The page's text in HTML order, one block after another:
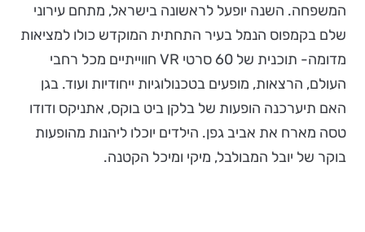
המשפחה. השנה יופעל לראשונה בישראל, מתחם עירוני
שלם בקמפוס הנמל בעיר התחתית המוקדש כולו למציאות
מדומה- תוכנית של 60 סרטי VR חווייתיים מכל רחבי
העולם, הרצאות, מופעים בטכנולוגיות ייחודיות ועוד. בגן
האם תיערכנה הופעות של בלקן ביט בוקס, אתניקס ודודו
טסה מארח את אביב גפן. הילדים יוכלו ליהנות מהופעות
בוקר של יובל המבולבל, מיקי ומיכל הקטנה.